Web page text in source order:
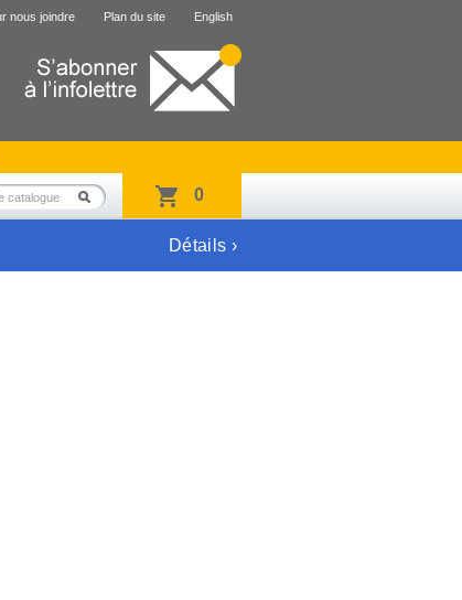
nous joindre Plan du site English
0
Détails ›